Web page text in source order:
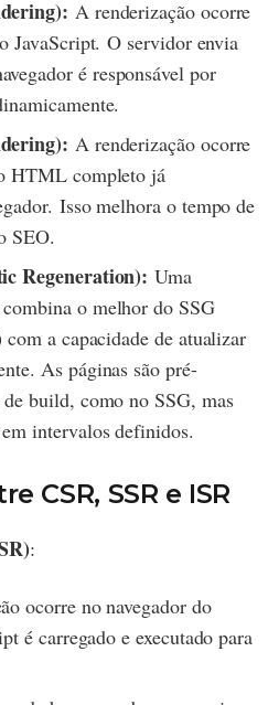
A renderização ocorre
JavaScript. O servidor envia
é responsável por
A renderização ocorre
HTML completo já
Isso melhora o tempo de
SEO.
Regeneration): Uma
o melhor do SSG
a capacidade de atualizar
As páginas são pré-
build, como no SSG, mas
intervalos definidos.
CSR, SSR e ISR
:
ocorre no navegador do
é carregado e executado para